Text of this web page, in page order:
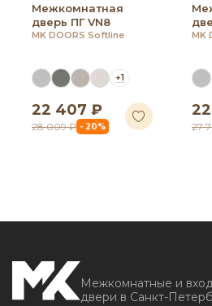
Межкомнатная
дверь ПГ VN8
MK DOORS Softline
+1
22 407 ₽
28 009 ₽ - 20%
MK
27
Межкомнатные и
двери в Санкт-